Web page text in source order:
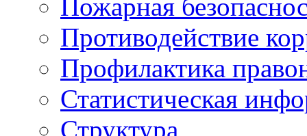
Пожарная
Противодействие
Профилактика
Статистическая
Структура